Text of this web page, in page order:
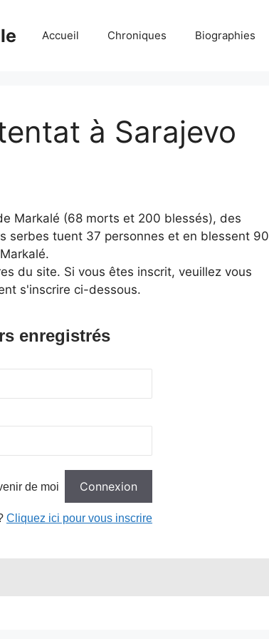
Accueil Chroniques Biographies
à Sarajevo
Markalé (68 morts et 200 blessés), des
serbes tuent 37 personnes et en blessent 90
du site. Si vous êtes inscrit, veuillez vous
s'inscrire ci-dessous.
enregistrés
de moi
Cliquez ici pour vous inscrire